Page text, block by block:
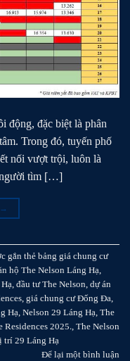
động, đặc biệt là phân
Trong đó, tuyến phố
nối vượt trội, luôn là
người tìm […]
→
gắn thẻ bảng giá chung cư
hộ The Nelson Láng Hạ,
, đầu tư The Nelson, dự án
, giá chung cư Đống Đa,
Hạ, Nelson 29 Láng Hạ, The
Residences 2025., The Nelson
trí 29 Láng Hạ
Để lại một bình luận